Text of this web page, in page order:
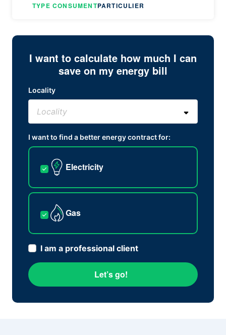
TYPE CONSUMENTPARTICULIER
I want to calculate how much I can
save on my energy bill
Locality
I want to find a better energy contract for:
Electricity
Gas
I am a professional client
Let’s go!